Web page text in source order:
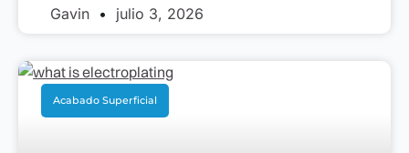
Gavin julio 3, 2026
Acabado Superficial